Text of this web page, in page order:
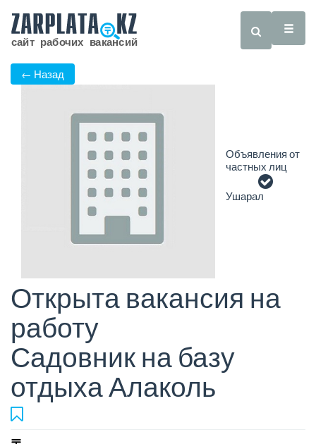
← Назад
Объявления от
частных лиц
Ушарал
Открыта вакансия на
работу
Садовник на базу
отдыха Алаколь